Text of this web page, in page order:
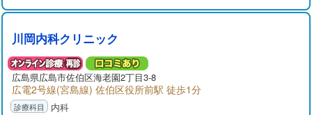
川岡内科クリニック
広島県広島市佐伯区海老園2丁目3-8
広電2号線(宮島線) 佐伯区役所前駅 徒歩1分
内科